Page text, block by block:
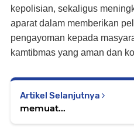
kepolisian, sekaligus
aparat dalam memberikan
pengayoman kepada
kamtibmas yang aman dan
Artikel Selanjutnya
memuat...